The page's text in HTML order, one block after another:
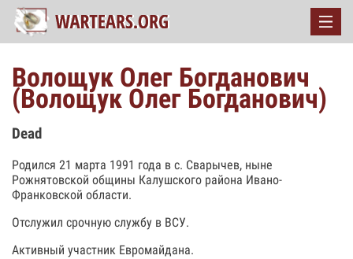
Волощук Олег Богданович
(Волощук Олег Богданович)
Dead
Родился 21 марта 1991 года в с. Сварычев, ныне
Рожнятовской общины Калушского района Ивано-
Франковской области.
Отслужил срочную службу в ВСУ.
Активный участник Евромайдана.